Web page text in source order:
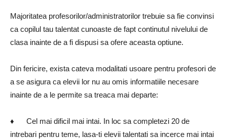
Majoritatea profesorilor/administratorilor trebuie sa fie convinsi
ca copilul tau talentat cunoaste de fapt continutul nivelului de
clasa inainte de a fi dispusi sa ofere aceasta optiune.
Din fericire, exista cateva modalitati usoare pentru profesori de
a se asigura ca elevii lor nu au omis informatiile necesare
inainte de a le permite sa treaca mai departe:
♦ Cel mai dificil mai intai. In loc sa completezi 20 de
intrebari pentru teme, lasa-ti elevii talentati sa incerce mai intai